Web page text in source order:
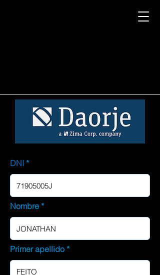
DNI
Nombre
Primer apellido